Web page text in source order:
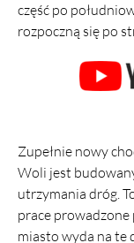
część po
rozpoczną się po
Zupełnie nowy
Woli jest
utrzymania dróg.
prace
miasto wyda na te